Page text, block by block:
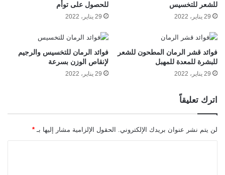
للشعر للتخسيس
29 يناير، 2022
للحصول على توأم
29 يناير، 2022
فوائد قشر الرمان المطحون للشعر
للبشرة للمعدة للمهبل
29 يناير، 2022
فوائد الرمان للتخسيس والرجيم
لإنقاص الوزن بسرعة
29 يناير، 2022
اترك تعليقاً
لن يتم نشر عنوان بريدك الإلكتروني. الحقول الإلزامية مشار إليها بـ *